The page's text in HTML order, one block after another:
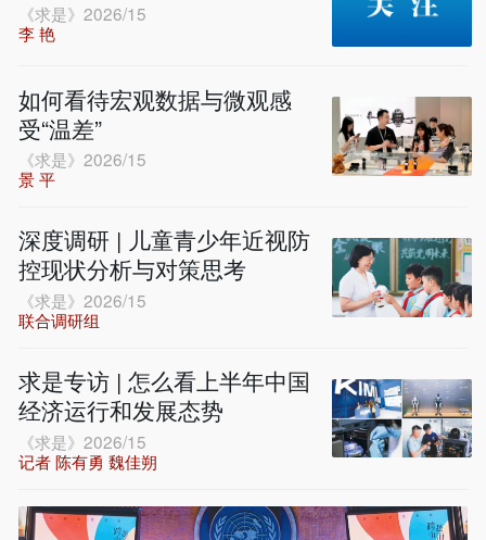
《求是》2026/15
李 艳
如何看待宏观数据与微观感
受“温差”
《求是》2026/15
景 平
深度调研 | 儿童青少年近视防
控现状分析与对策思考
《求是》2026/15
联合调研组
求是专访 | 怎么看上半年中国
经济运行和发展态势
《求是》2026/15
记者 陈有勇 魏佳朔